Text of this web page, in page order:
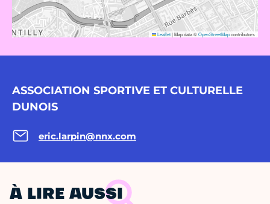
Leaflet|Map data ©OpenStreetMapcontributors
ASSOCIATION SPORTIVE ET CULTURELLE
DUNOIS
eric.larpin@nnx.com
À LIRE AUSSI